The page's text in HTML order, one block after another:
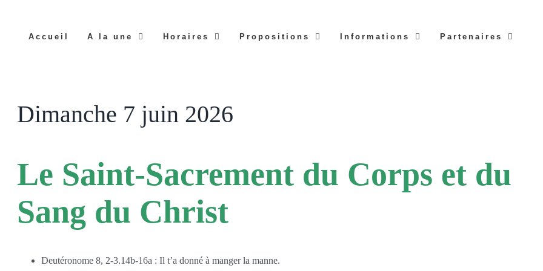
Accueil A la une Horaires Propositions Informations Partenaires
Dimanche 7 juin 2026
Le Saint-Sacrement du Corps et du
Sang du Christ
Deutéronome 8, 2-3.14b-16a : Il t’a donné à manger la manne.